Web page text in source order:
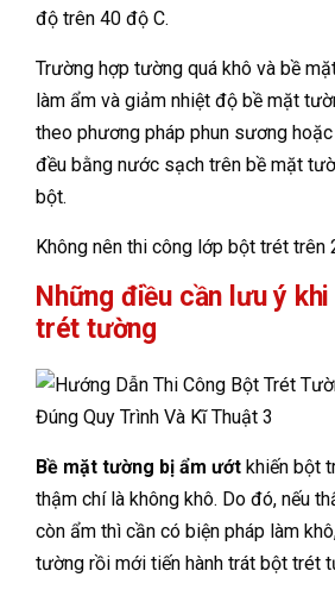
độ trên 40 độ C.
Trường hợp tường quá khô và bề
làm ẩm và giảm nhiệt độ bề mặt
theo phương pháp phun sương
đều bằng nước sạch trên bề mặt
bột.
Không nên thi công lớp bột trét trên
Những điều cần lưu ý
trét tường
Bề mặt tường bị ẩm ướt khiến bột
thậm chí là không khô. Do đó, nếu
còn ẩm thì cần có biện pháp làm
tường rồi mới tiến hành trát bột trét